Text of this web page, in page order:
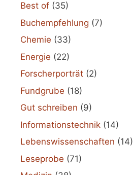
Best of (35)
Buchempfehlung (7)
Chemie (33)
Energie (22)
Forscherporträt (2)
Fundgrube (18)
Gut schreiben (9)
Informationstechnik (14)
Lebenswissenschaften (14)
Leseprobe (71)